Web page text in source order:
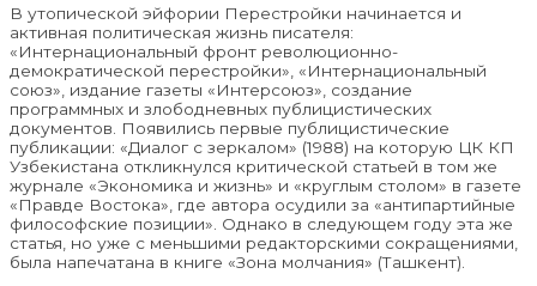
В утопической эйфории Перестройки начинается и
активная политическая жизнь писателя:
«Интернациональный фронт революционно-
демократической перестройки», «Интернациональный
союз», издание газеты «Интерсоюз», создание
программных и злободневных публицистических
документов. Появились первые публицистические
публикации: «Диалог с зеркалом» (1988) на которую ЦК КП
Узбекистана откликнулся критической статьей в том же
журнале «Экономика и жизнь» и «круглым столом» в газете
«Правде Востока», где автора осудили за «антипартийные
философские позиции». Однако в следующем году эта же
статья, но уже с меньшими редакторскими сокращениями,
была напечатана в книге «Зона молчания» (Ташкент).